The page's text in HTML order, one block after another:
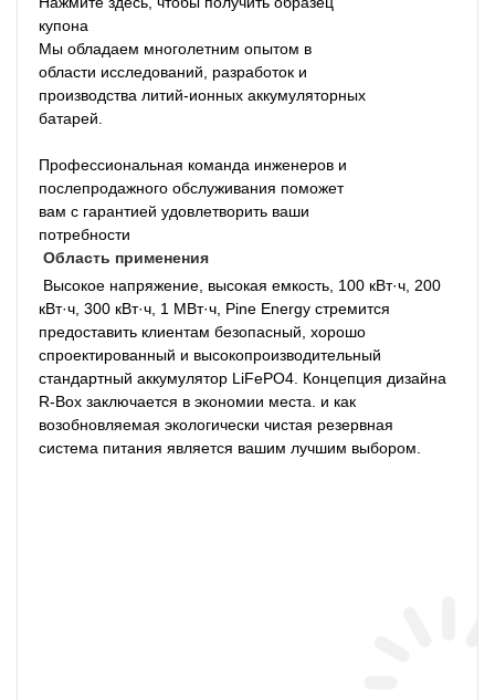
купона
Мы обладаем многолетним опытом в
области исследований, разработок и
производства литий-ионных аккумуляторных
батарей.
Профессиональная команда инженеров и
послепродажного обслуживания поможет
вам с гарантией удовлетворить ваши
потребности
Область применения
кВт·ч, 300 кВт·ч, 1 МВт·ч, Pine Energy стремится
предоставить клиентам безопасный, хорошо
спроектированный и высокопроизводительный
стандартный аккумулятор LiFePO4. Концепция дизайна
R-Box заключается в экономии места. и как
возобновляемая экологически чистая резервная
система питания является вашим лучшим выбором.